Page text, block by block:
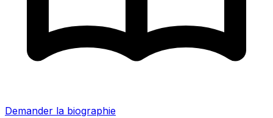
Demander la biographie